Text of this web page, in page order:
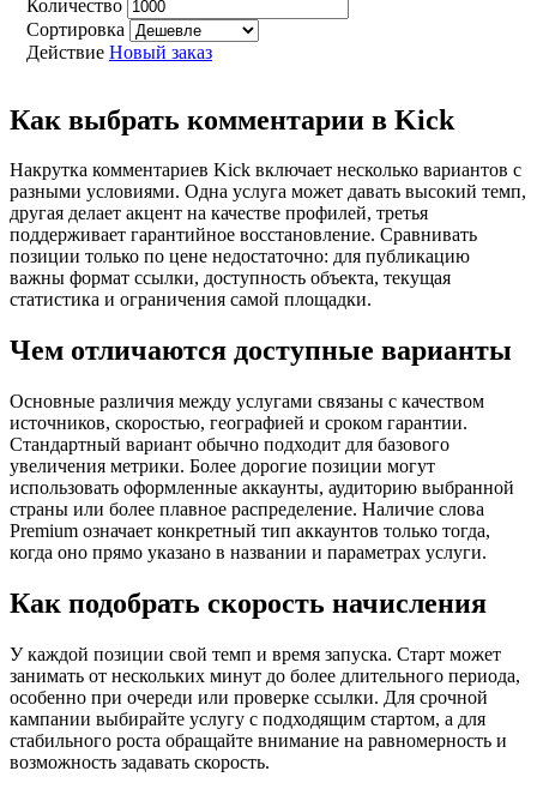
Количество
Сортировка
Действие Новый заказ
Как выбрать комментарии в Kick
Накрутка комментариев Kick включает несколько вариантов с
разными условиями. Одна услуга может давать высокий темп,
другая делает акцент на качестве профилей, третья
поддерживает гарантийное восстановление. Сравнивать
позиции только по цене недостаточно: для публикацию
важны формат ссылки, доступность объекта, текущая
статистика и ограничения самой площадки.
Чем отличаются доступные варианты
Основные различия между услугами связаны с качеством
источников, скоростью, географией и сроком гарантии.
Стандартный вариант обычно подходит для базового
увеличения метрики. Более дорогие позиции могут
использовать оформленные аккаунты, аудиторию выбранной
страны или более плавное распределение. Наличие слова
Premium означает конкретный тип аккаунтов только тогда,
когда оно прямо указано в названии и параметрах услуги.
Как подобрать скорость начисления
У каждой позиции свой темп и время запуска. Старт может
занимать от нескольких минут до более длительного периода,
особенно при очереди или проверке ссылки. Для срочной
кампании выбирайте услугу с подходящим стартом, а для
стабильного роста обращайте внимание на равномерность и
возможность задавать скорость.